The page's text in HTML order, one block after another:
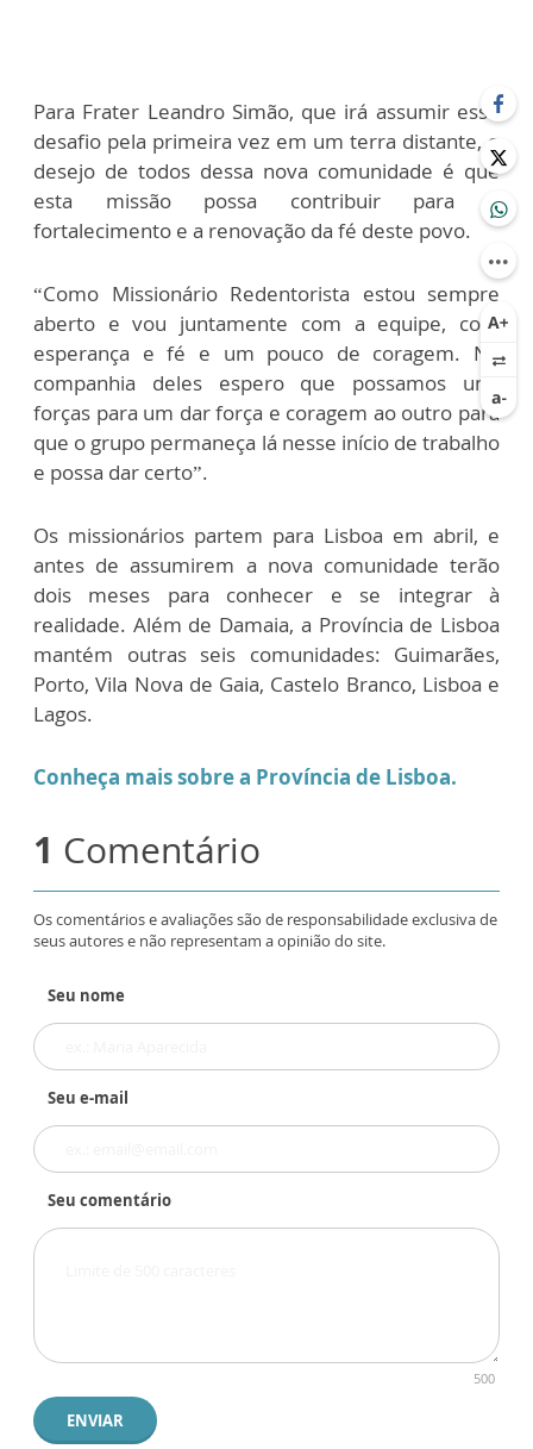
Para Frater Leandro Simão, que irá assumir esse
desafio pela primeira vez em um terra distante, o
desejo de todos dessa nova comunidade é que
esta missão possa contribuir para o
fortalecimento e a renovação da fé deste povo.
“Como Missionário Redentorista estou sempre
aberto e vou juntamente com a equipe, com
esperança e fé e um pouco de coragem. Na
companhia deles espero que possamos unir
forças para um dar força e coragem ao outro para
que o grupo permaneça lá nesse início de trabalho
e possa dar certo”.
Os missionários partem para Lisboa em abril, e
antes de assumirem a nova comunidade terão
dois meses para conhecer e se integrar à
realidade. Além de Damaia, a Província de Lisboa
mantém outras seis comunidades: Guimarães,
Porto, Vila Nova de Gaia, Castelo Branco, Lisboa e
Lagos.
Conheça mais sobre a Província de Lisboa.
1 Comentário
Os comentários e avaliações são de responsabilidade exclusiva de
seus autores e não representam a opinião do site.
Seu nome
Seu e-mail
Seu comentário
500
ENVIAR